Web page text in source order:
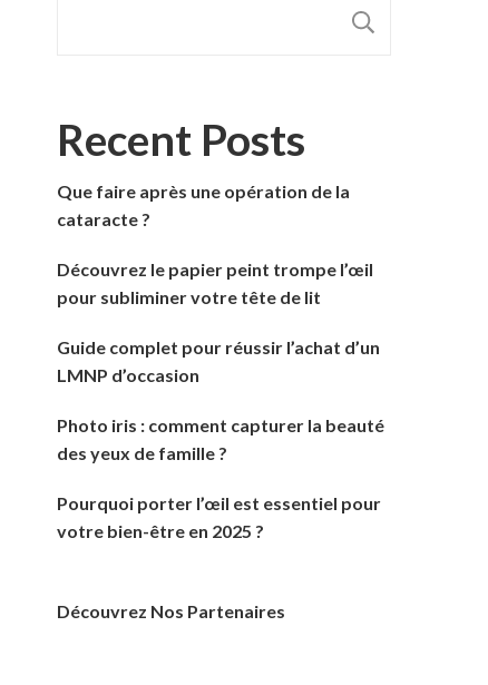
Recent Posts
Que faire après une opération de la
cataracte ?
Découvrez le papier peint trompe l’œil
pour subliminer votre tête de lit
Guide complet pour réussir l’achat d’un
LMNP d’occasion
Photo iris : comment capturer la beauté
des yeux de famille ?
Pourquoi porter l’œil est essentiel pour
votre bien-être en 2025 ?
Découvrez Nos Partenaires